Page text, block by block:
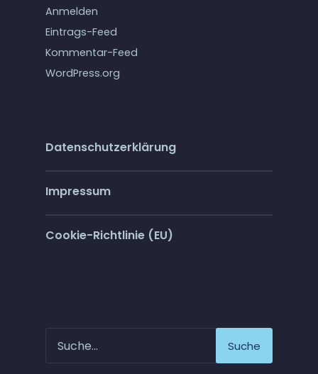
Anmelden
Eintrags-Feed
Kommentar-Feed
WordPress.org
Datenschutzerklärung
Impressum
Cookie-Richtlinie (EU)
Suche